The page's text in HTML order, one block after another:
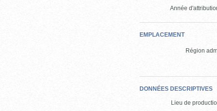
Année
EMPLACEMENT
Région
DONNÉES DESCRIPTIVES
Lieu de